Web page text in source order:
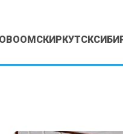
ОМСКИРКУТСК